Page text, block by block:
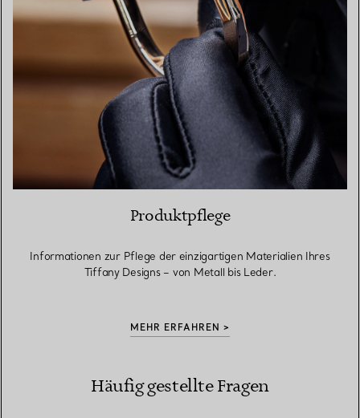
Produktpflege
Informationen zur Pflege der einzigartigen Materialien Ihres
Tiffany Designs – von Metall bis Leder.
MEHR ERFAHREN >
Häufig gestellte Fragen